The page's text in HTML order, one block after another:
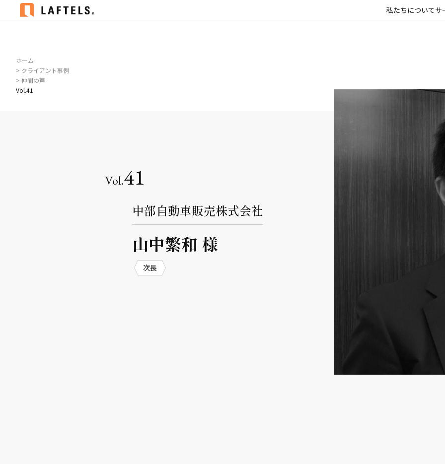
私たちについてサ
ホーム
> クライアント事例
> 仲間の声
Vol.41
41
中部自動車販売株式会社
山中繁和 様
次長